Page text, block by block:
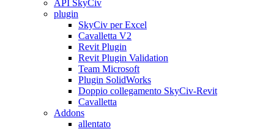
API SkyCiv
plugin
SkyCiv per Excel
Cavalletta V2
Revit Plugin
Revit Plugin Validation
Team Microsoft
Plugin SolidWorks
Doppio collegamento SkyCiv-Revit
Cavalletta
Addons
allentato